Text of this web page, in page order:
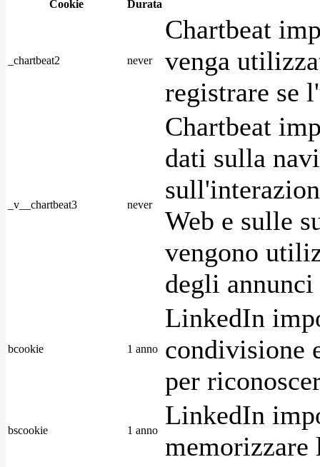
Cookie Durata
_chartbeat2 never
Chartbeat
venga
registrare se
_v__chartbeat3 never
Chartbeat
dati sulla
Web e sulle
vengono
degli
bcookie 1 anno
LinkedIn
condivisione
per
bscookie 1 anno
LinkedIn
memorizzare